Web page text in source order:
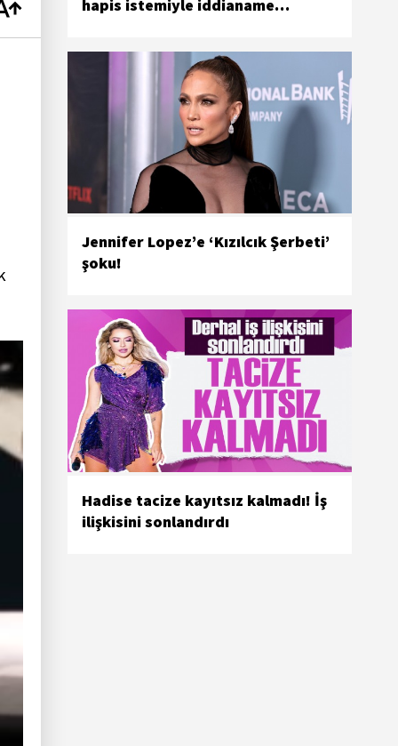
hapis istemiyle iddianame
Jennifer Lopez’e ‘Kızılcık Şerbeti’
şoku!
Hadise tacize kayıtsız kalmadı! İş
ilişkisini sonlandırdı